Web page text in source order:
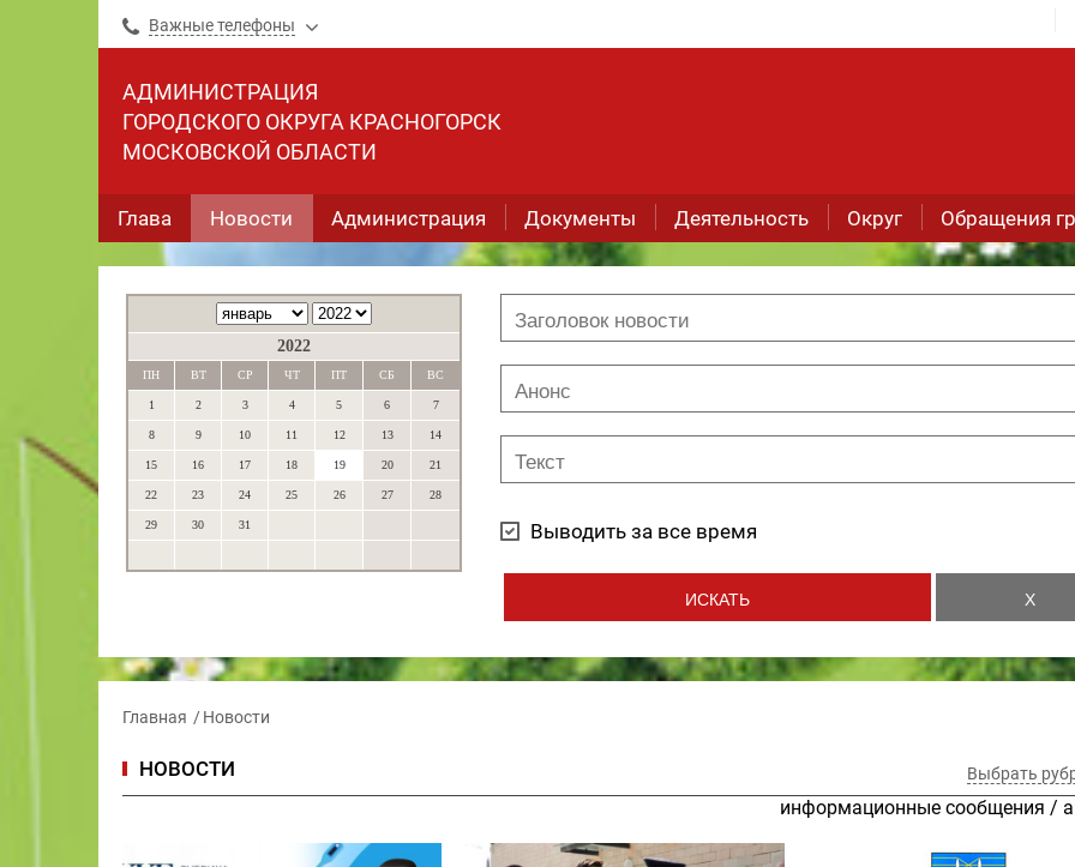
Важные телефоны
АДМИНИСТРАЦИЯ
ГОРОДСКОГО ОКРУГА КРАСНОГОРСК
МОСКОВСКОЙ ОБЛАСТИ
Глава Новости Администрация Документы Деятельность Округ Обращения
2022
ПН ВТ СР ЧТ ПТ СБ ВС
1 2 3 4 5 6 7
8 9 10 11 12 13 14
15 16 17 18 19 20 21
22 23 24 25 26 27 28
29 30 31 Выводить за все время
Главная Новости
НОВОСТИ Выбрать
информационные сообщения /